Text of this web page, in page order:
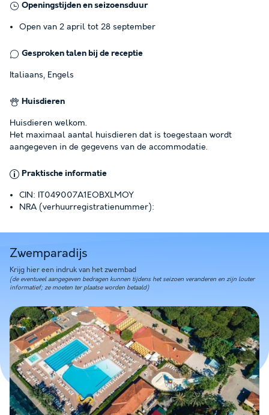
Openingstijden en seizoensduur
Open van 2 april tot 28 september
Gesproken talen bij de receptie
Italiaans, Engels
Huisdieren
Huisdieren welkom.
Het maximaal aantal huisdieren dat is toegestaan wordt
aangegeven in de gegevens van de accommodatie.
Praktische informatie
CIN: IT049007A1EOBXLMOY
NRA (verhuurregistratienummer):
Zwemparadijs
Krijg hier een indruk van het zwembad
(de eventueel aangegeven bedragen kunnen tijdens het seizoen veranderen en zijn louter
informatief; ze moeten ter plaatse worden betaald)